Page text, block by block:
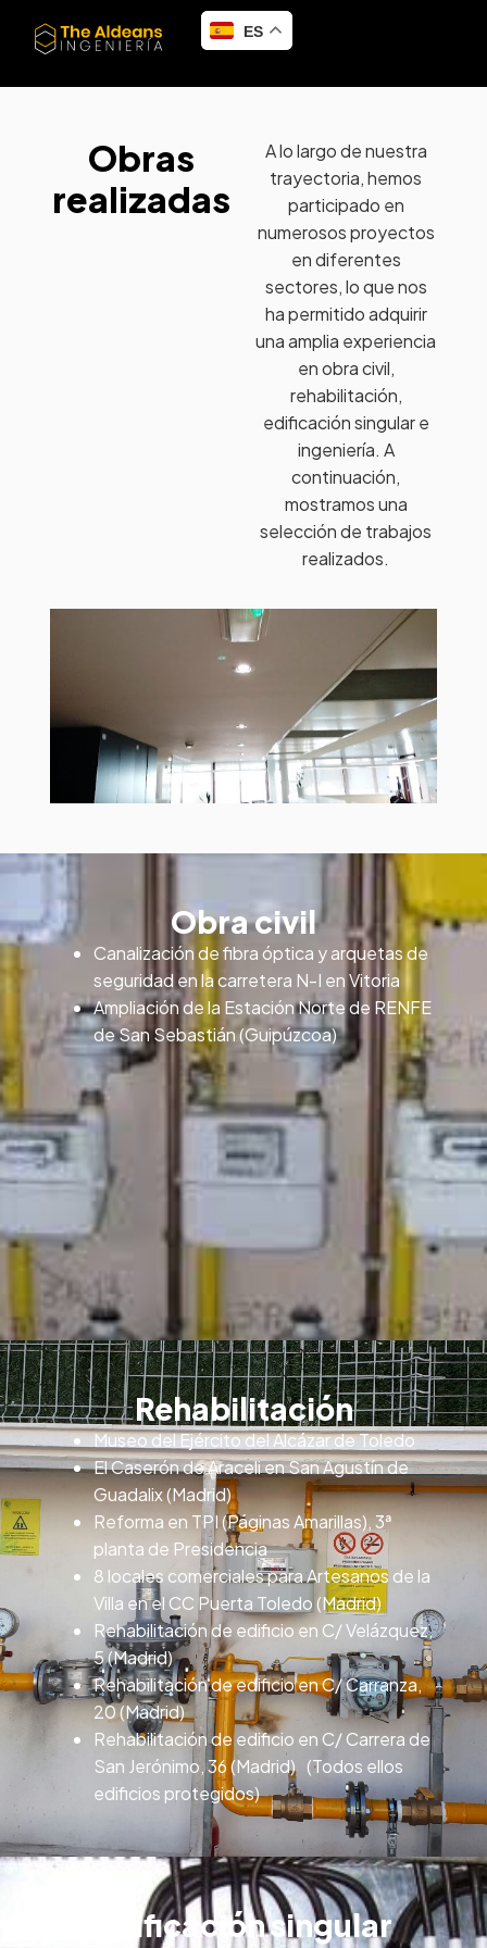
ES
Obras
realizadas
A lo largo de nuestra
trayectoria, hemos
participado en
numerosos proyectos
en diferentes
sectores, lo que nos
ha permitido adquirir
una amplia experiencia
en obra civil,
rehabilitación,
edificación singular e
ingeniería. A
continuación,
mostramos una
selección de trabajos
realizados.
Obra civil
Canalización de fibra óptica y arquetas de
seguridad en la carretera N-I en Vitoria
Ampliación de la Estación Norte de RENFE
de San Sebastián (Guipúzcoa)
Rehabilitación
Museo del Ejército del Alcázar de Toledo
El Caserón de Araceli en San Agustín de
Guadalix (Madrid)
Reforma en TPI (Páginas Amarillas), 3ª
planta de Presidencia
8 locales comerciales para Artesanos de la
Villa en el CC Puerta Toledo (Madrid)
Rehabilitación de edificio en C/ Velázquez,
5 (Madrid)
Rehabilitación de edificio en C/ Carranza,
20 (Madrid)
Rehabilitación de edificio en C/ Carrera de
San Jerónimo, 36 (Madrid) (Todos ellos
edificios protegidos)
Edificación singular